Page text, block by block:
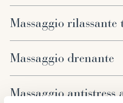
muscolari, favorisce la mobilità
Massaggio rilassante
Massaggio antistress con olio
phytoestratti termali dalle
miorilassanti.
Massaggio drenante
Massaggio antistress